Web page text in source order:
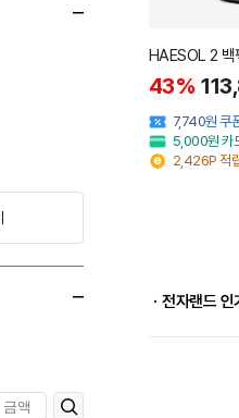
HAESOL 2
43%
7,740원 쿠
5,000원 카
2,426P 적
ㆍ전자랜드 인